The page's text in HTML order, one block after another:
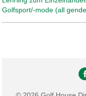
Golfsport/-mode (all